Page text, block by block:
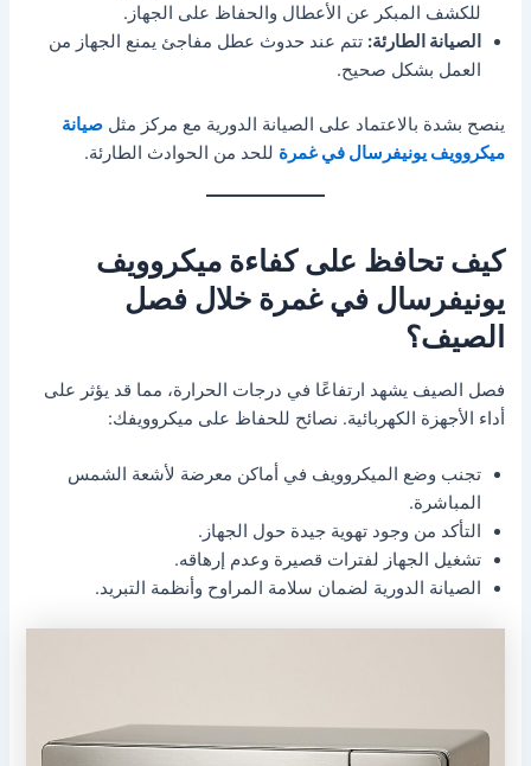
للكشف المبكر عن الأعطال والحفاظ على الجهاز.
الصيانة الطارئة: تتم عند حدوث عطل مفاجئ يمنع الجهاز من
العمل بشكل صحيح.
ينصح بشدة بالاعتماد على الصيانة الدورية مع مركز مثلصيانة
ميكروويف يونيفرسال في غمرة للحد من الحوادث الطارئة.
كيف تحافظ على كفاءة ميكروويف
يونيفرسال في غمرة خلال فصل
الصيف؟
فصل الصيف يشهد ارتفاعًا في درجات الحرارة، مما قد يؤثر على
أداء الأجهزة الكهربائية. نصائح للحفاظ على ميكروويفك:
تجنب وضع الميكروويف في أماكن معرضة لأشعة الشمس
المباشرة.
التأكد من وجود تهوية جيدة حول الجهاز.
تشغيل الجهاز لفترات قصيرة وعدم إرهاقه.
الصيانة الدورية لضمان سلامة المراوح وأنظمة التبريد.